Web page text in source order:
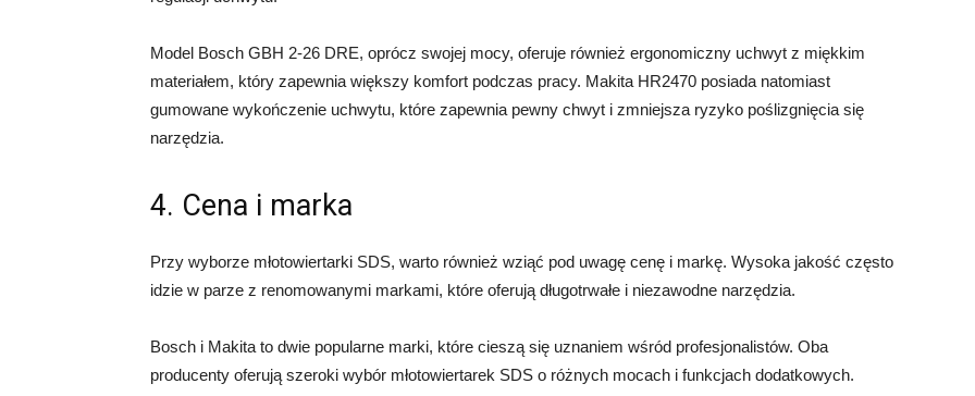
Model Bosch GBH 2-26 DRE, oprócz swojej mocy, oferuje również ergonomiczny uchwyt z miękkim
materiałem, który zapewnia większy komfort podczas pracy. Makita HR2470 posiada natomiast
gumowane wykończenie uchwytu, które zapewnia pewny chwyt i zmniejsza ryzyko poślizgnięcia się
narzędzia.
4. Cena i marka
Przy wyborze młotowiertarki SDS, warto również wziąć pod uwagę cenę i markę. Wysoka jakość często
idzie w parze z renomowanymi markami, które oferują długotrwałe i niezawodne narzędzia.
Bosch i Makita to dwie popularne marki, które cieszą się uznaniem wśród profesjonalistów. Oba
producenty oferują szeroki wybór młotowiertarek SDS o różnych mocach i funkcjach dodatkowych.